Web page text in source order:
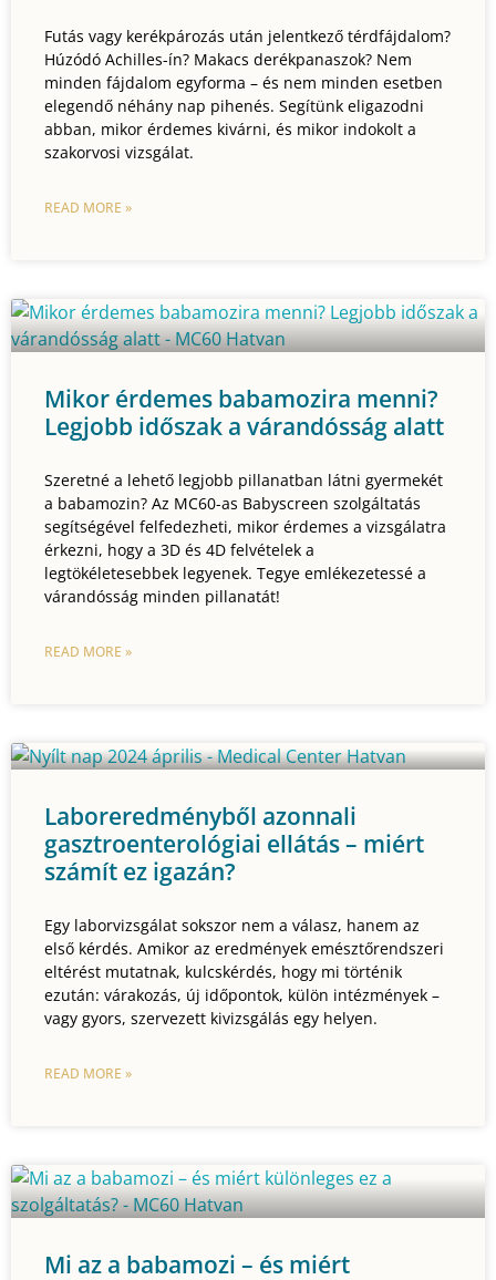
Futás vagy kerékpározás után jelentkező térdfájdalom?
Húzódó Achilles-ín? Makacs derékpanaszok? Nem
minden fájdalom egyforma – és nem minden esetben
elegendő néhány nap pihenés. Segítünk eligazodni
abban, mikor érdemes kivárni, és mikor indokolt a
szakorvosi vizsgálat.
READ MORE »
Mikor érdemes babamozira menni?
Legjobb időszak a várandósság alatt
Szeretné a lehető legjobb pillanatban látni gyermekét
a babamozin? Az MC60-as Babyscreen szolgáltatás
segítségével felfedezheti, mikor érdemes a vizsgálatra
érkezni, hogy a 3D és 4D felvételek a
legtökéletesebbek legyenek. Tegye emlékezetessé a
várandósság minden pillanatát!
READ MORE »
Laboreredményből azonnali
gasztroenterológiai ellátás – miért
számít ez igazán?
Egy laborvizsgálat sokszor nem a válasz, hanem az
első kérdés. Amikor az eredmények emésztőrendszeri
eltérést mutatnak, kulcskérdés, hogy mi történik
ezután: várakozás, új időpontok, külön intézmények –
vagy gyors, szervezett kivizsgálás egy helyen.
READ MORE »
Mi az a babamozi – és miért